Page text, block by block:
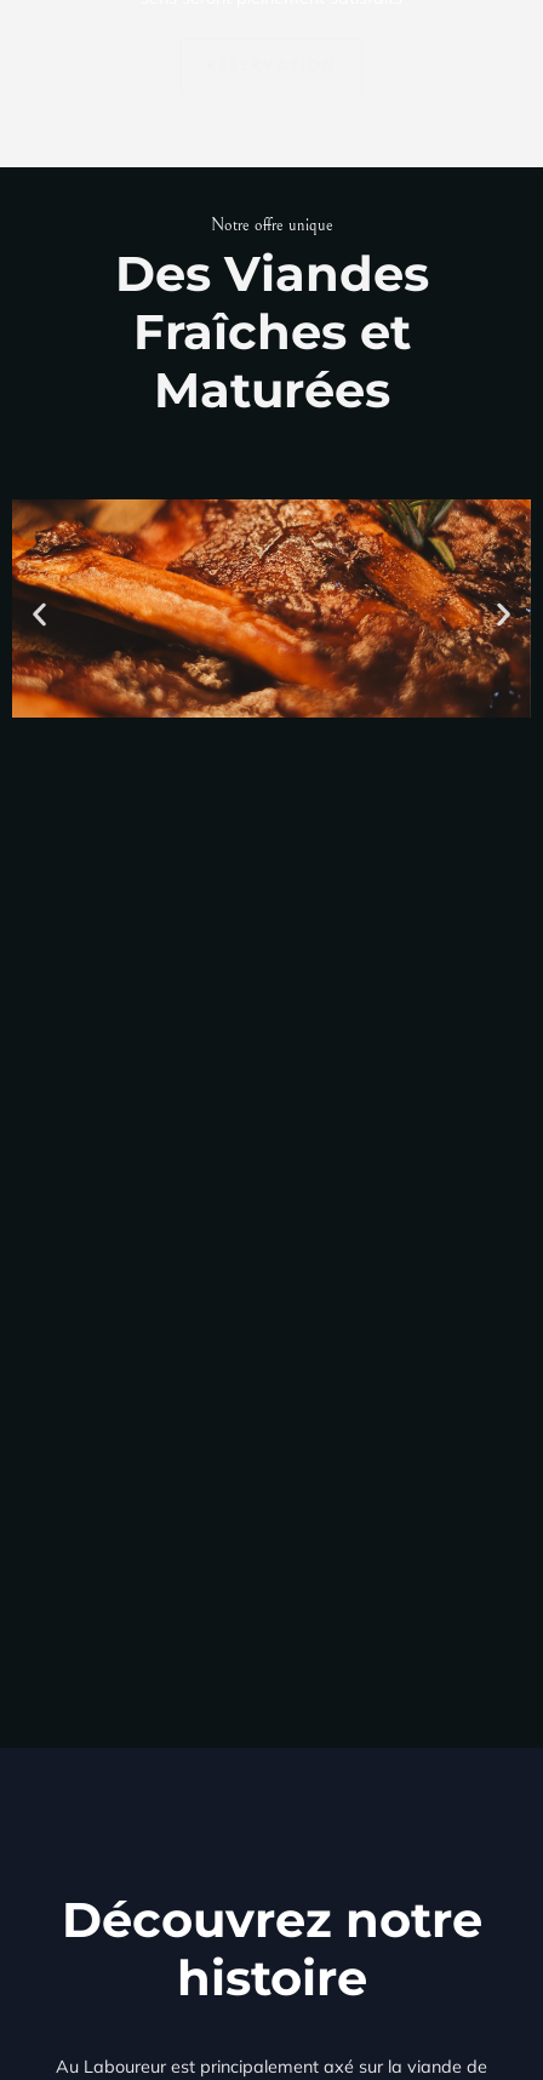
Notre offre unique
Des Viandes
Fraîches et
Maturées
Découvrez notre
histoire
Au Laboureur est principalement axé sur la viande de